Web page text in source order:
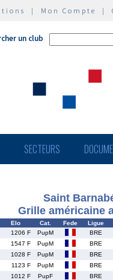
| Mon Compte |
un club
SECTEURS
Saint
Grille américaine
Elo Cat. Fede Ligue
1206 F PupM BRE
1547 F PupM BRE
1028 F PupM BRE
1123 F PupM BRE
1012 F PupF BRE